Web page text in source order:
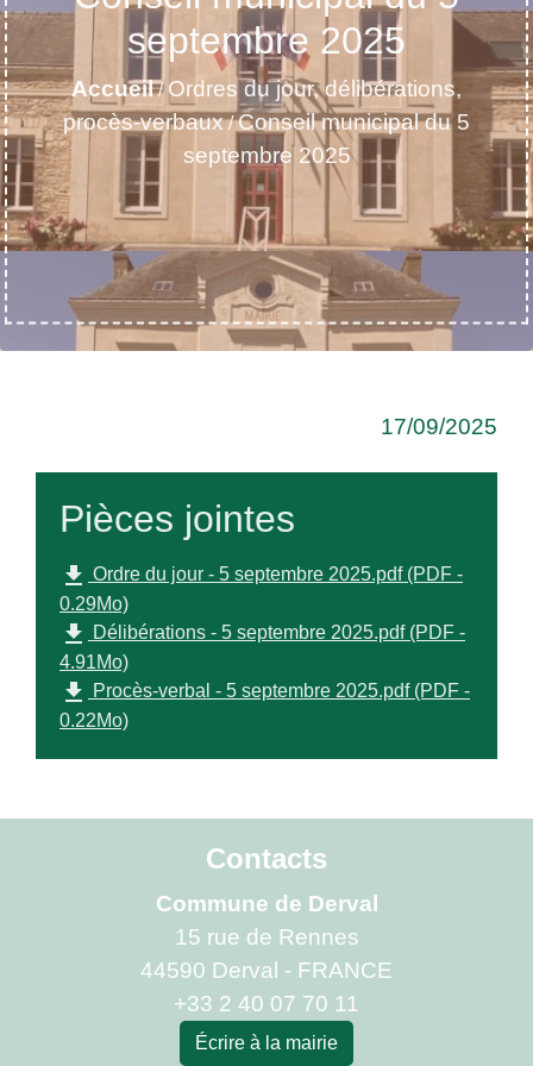
septembre 2025
Accueil/Ordres du jour, délibérations,
procès-verbaux/Conseil municipal du 5
septembre 2025
17/09/2025
Pièces jointes
file_download Ordre du jour - 5 septembre 2025.pdf (PDF -
0.29Mo)
file_download
Délibérations - 5 septembre 2025.pdf (PDF -
4.91Mo)
file_download
Procès-verbal - 5 septembre 2025.pdf (PDF -
0.22Mo)
Contacts
Commune de Derval
15 rue de Rennes
44590 Derval - FRANCE
+33 2 40 07 70 11
Écrire à la mairie